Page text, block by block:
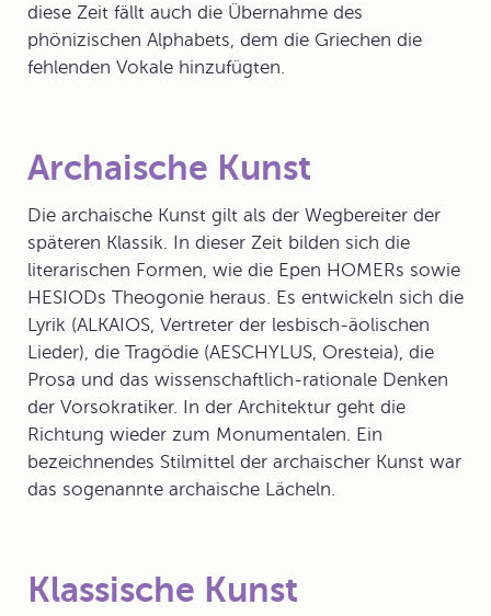
diese Zeit fällt auch die Übernahme des
phönizischen Alphabets, dem die Griechen die
fehlenden Vokale hinzufügten.
Archaische Kunst
Die archaische Kunst gilt als der Wegbereiter der
späteren Klassik. In dieser Zeit bilden sich die
literarischen Formen, wie die Epen HOMERs sowie
HESIODs Theogonie heraus. Es entwickeln sich die
Lyrik (ALKAIOS, Vertreter der lesbisch-äolischen
Lieder), die Tragödie (AESCHYLUS, Oresteia), die
Prosa und das wissenschaftlich-rationale Denken
der Vorsokratiker. In der Architektur geht die
Richtung wieder zum Monumentalen. Ein
bezeichnendes Stilmittel der archaischer Kunst war
das sogenannte archaische Lächeln.
Klassische Kunst